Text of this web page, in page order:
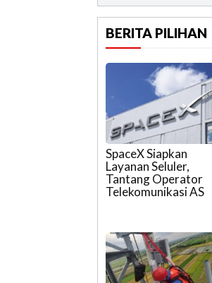
BERITA PILIHAN
SpaceX Siapkan
Layanan Seluler,
Tantang Operator
Telekomunikasi AS